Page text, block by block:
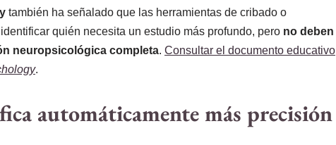
también ha señalado que las herramientas de cribado o
quién necesita un estudio más profundo, pero no deben
neuropsicológica completa. Consultar el documento educativo
.
automáticamente más precisión